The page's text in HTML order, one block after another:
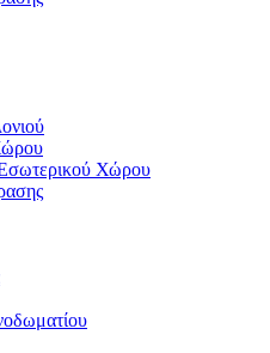
Χώρου